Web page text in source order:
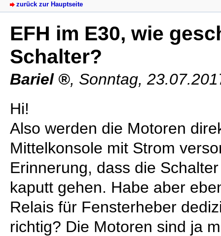
zurück zur Hauptseite
EFH im E30, wie
Schalter?
Bariel , Sonntag,
Hi!
Also werden die Motoren
Mittelkonsole mit Strom
Erinnerung, dass die
kaputt gehen. Habe aber
Relais für Fensterheber
richtig? Die Motoren sind ja